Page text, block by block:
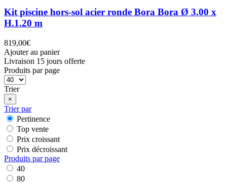
Kit piscine hors-sol acier ronde Bora Bora Ø 3.00 x
H.1.20 m
819,00€
Ajouter au panier
Livraison 15 jours offerte
Produits par page
Trier
×
Trier par
Pertinence
Top vente
Prix croissant
Prix décroissant
Produits par page
40
80